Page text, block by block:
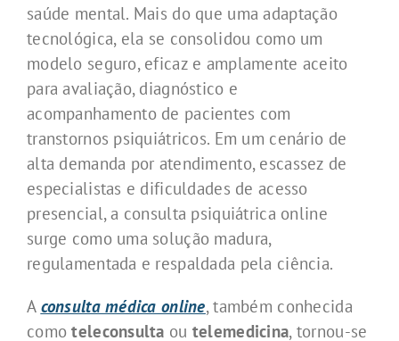
saúde mental. Mais do que uma adaptação
tecnológica, ela se consolidou como um
modelo seguro, eficaz e amplamente aceito
para avaliação, diagnóstico e
acompanhamento de pacientes com
transtornos psiquiátricos. Em um cenário de
alta demanda por atendimento, escassez de
especialistas e dificuldades de acesso
presencial, a consulta psiquiátrica online
surge como uma solução madura,
regulamentada e respaldada pela ciência.
A consulta médica online, também conhecida
comoteleconsulta ou telemedicina, tornou-se